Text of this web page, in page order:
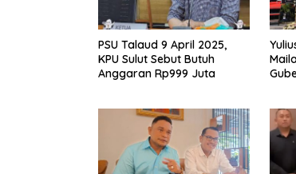
PSU Talaud 9 April 2025,
KPU Sulut Sebut Butuh
Anggaran Rp999 Juta